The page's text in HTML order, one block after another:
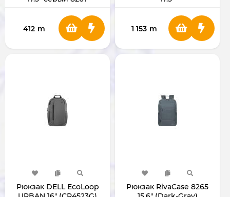
412 m 1 153 m
Рюкзак DELL EcoLoop
Рюкзак RivaCase 8265